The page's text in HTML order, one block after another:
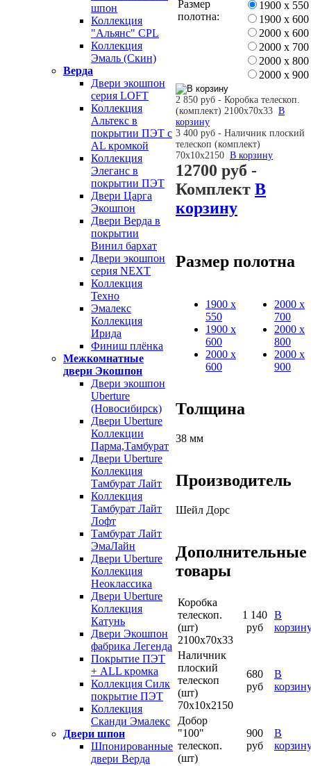
шпон
Коллекция
"Альянс" CPL
Коллекция
Эмаль (Скин)
Верда
Двери экошпон
серия LOFT
Коллекция
Альтекс в
покрытии ПЭТ с
AL кромкой
Коллекция
Элеганс в
покрытии ПЭТ
Двери Царга
Экошпон
Двери Верда в
покрытии
Винил бархат
Двери экошпон
серия NEXT
Коллекция
Техно
Эмалекс
Коллекция
Ирида
Финиш плёнка
Межкомнатные
двери Экошпон
Двери экошпон
Uberture
(Новосибирск)
Двери Uberture
Коллекции
Парма,Тамбурат
Двери Uberture
Коллекция
Тамбурат Лайт
Коллекция
Тамбурат Лайт
Лофт
Тамбурат Лайт
ЭмаЛайн
Двери Uberture
Коллекция
Неоклассика
Двери Uberture
Коллекция
Катунь
Двери Экошпон
фабрика Легенда
Покрытие ПЭТ
+ ALL кромка
Коллекция Силк
покрытие ПЭТ
Коллекция
Сканди Эмалекс
Двери шпон
Шпонированные
двери Верда
Размер
полотна:
1900 х 550
1900 х 600
2000 х 600
2000 х 700
2000 х 800
2000 х 900
2 850 руб - Коробка телескоп.
(комплект) 2100х70х33 В
корзину
3 400 руб - Наличник плоский
телескоп (комплект)
70х10х2150 В корзину
12700 руб -
Комплект В
корзину
Размер полотна
1900 х
550
1900 х
600
2000 х
600
2000 х
700
2000 х
800
2000 х
900
Толщина
38 мм
Производитель
Шейл Дорс
Дополнительные
товары
Коробка
телескоп.
(шт)
2100х70х33
1 140
руб
В
Наличник
плоский
телескоп
(шт)
70х10х2150
680
руб
В
Добор
"100"
телескоп.
(шт)
900
руб
В